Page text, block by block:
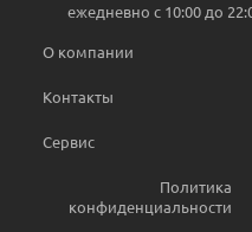
ежедневно c 10:00 до
О компании
Контакты
Сервис
Политика
конфиденциальности